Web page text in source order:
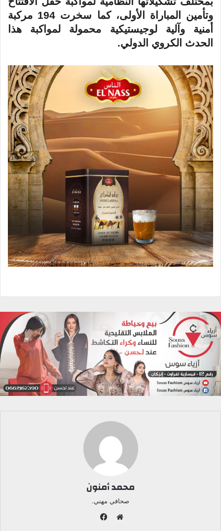
وتأمين المباراة الأولى، كما سخرت 194 مركبة
أمنية وآلية لوجيستيكية محمولة لمواكبة هذا
الحدث الكروي الدولي.
محمد أمنون
صحافي مهني.